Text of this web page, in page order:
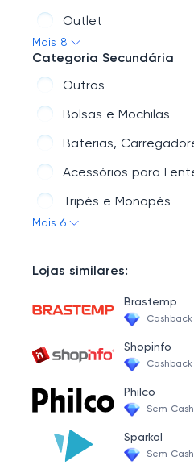
Outlet
Scanners & Projetores
Todas Lentes
Canon College
Mais 8
Categoria Secundária
Outros
Bolsas e Mochilas
Baterias,
Acessórios para
Tripés e Monopés
Mais 6
Lojas similares:
Brastemp
Cashback
Shopinfo
Cashback
Philco
Sem
Sparkol
Sem